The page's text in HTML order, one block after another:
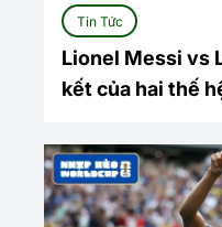
Tin Tức
Lionel Messi vs
kết của hai thế